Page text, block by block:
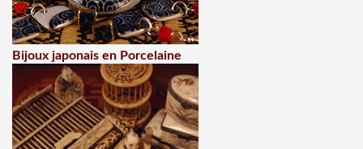
Bijoux japonais en Porcelaine